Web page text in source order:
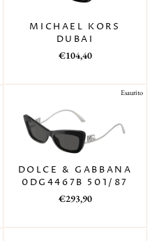
MICHAEL KORS
DUBAI
Prezzo
listino
Prezzo
€104,40
Esaurito
DOLCE & GABBANA
0DG4467B 501/87
Prezzo
listino
Prezzo
€293,90